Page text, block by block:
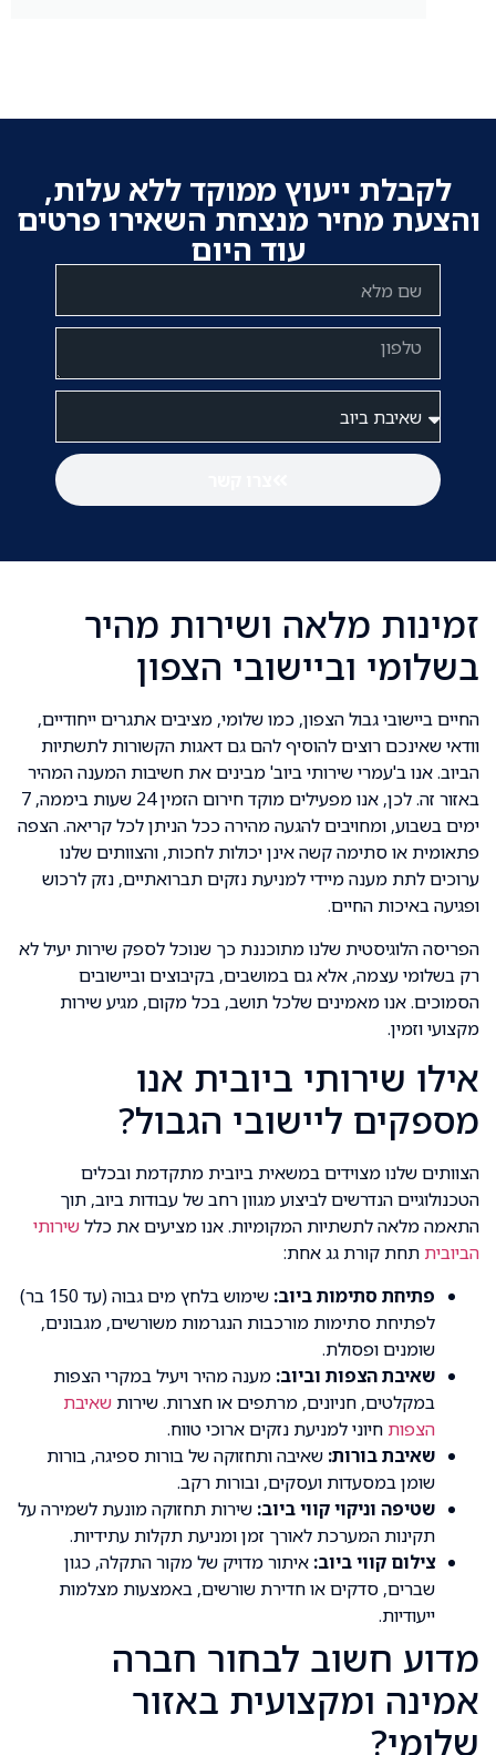
לקבלת ייעוץ ממוקד ללא עלות,
והצעת מחיר מנצחת השאירו פרטים
עוד היום
זמינות מלאה ושירות מהיר
בשלומי וביישובי הצפון
החיים ביישובי גבול הצפון, כמו שלומי, מציבים אתגרים ייחודיים,
וודאי שאינכם רוצים להוסיף להם גם דאגות הקשורות לתשתיות
הביוב. אנו ב'עמרי שירותי ביוב' מבינים את חשיבות המענה המהיר
באזור זה. לכן, אנו מפעילים מוקד חירום הזמין 24 שעות ביממה, 7
ימים בשבוע, ומחויבים להגעה מהירה ככל הניתן לכל קריאה. הצפה
פתאומית או סתימה קשה אינן יכולות לחכות, והצוותים שלנו
ערוכים לתת מענה מיידי למניעת נזקים תברואתיים, נזק לרכוש
ופגיעה באיכות החיים.
הפריסה הלוגיסטית שלנו מתוכננת כך שנוכל לספק שירות יעיל לא
רק בשלומי עצמה, אלא גם במושבים, בקיבוצים וביישובים
הסמוכים. אנו מאמינים שלכל תושב, בכל מקום, מגיע שירות
מקצועי וזמין.
אילו שירותי ביובית אנו
מספקים ליישובי הגבול?
הצוותים שלנו מצוידים במשאית ביובית מתקדמת ובכלים
הטכנולוגיים הנדרשים לביצוע מגוון רחב של עבודות ביוב, תוך
התאמה מלאה לתשתיות המקומיות. אנו מציעים את כללשירותי
הביובית תחת קורת גג אחת:
פתיחת סתימות ביוב:
שימוש בלחץ מים גבוה (עד 150 בר)
לפתיחת סתימות מורכבות הנגרמות משורשים, מגבונים,
שומנים ופסולת.
שאיבת הצפות וביוב: מענה מהיר ויעיל במקרי הצפות
במקלטים, חניונים, מרתפים או חצרות. שירות שאיבת
הצפות חיוני למניעת נזקים ארוכי טווח.
שאיבת בורות: שאיבה ותחזוקה של בורות ספיגה, בורות
שומן במסעדות ועסקים, ובורות רקב.
שטיפה וניקוי קווי ביוב: שירות תחזוקה מונעת לשמירה על
תקינות המערכת לאורך זמן ומניעת תקלות עתידיות.
צילום קווי ביוב: איתור מדויק של מקור התקלה, כגון
שברים, סדקים או חדירת שורשים, באמצעות מצלמות
ייעודיות.
מדוע חשוב לבחור חברה
אמינה ומקצועית באזור
שלומי?